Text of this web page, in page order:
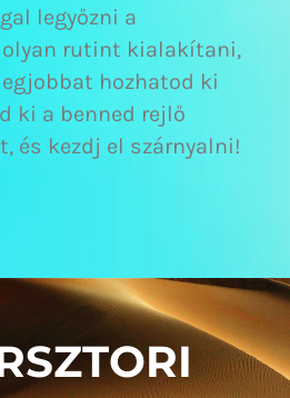
legyőzni a
olyan rutint kialakítani,
hozhatod ki
ki a benned rejlő
és kezdj el szárnyalni!